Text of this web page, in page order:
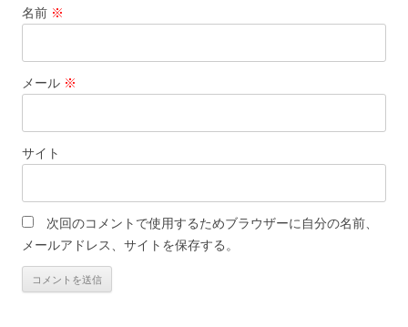
名前 ※
メール ※
サイト
次回のコメントで使用するためブラウザーに自分の名前、
メールアドレス、サイトを保存する。